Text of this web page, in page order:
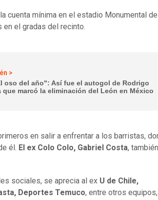
cuenta mínima en el estadio Monumental de
en el gradas del recinto.
>
oso del año": Así fue el autogol de Rodrigo
que marcó la eliminación del León en México
en salir a enfrentar a los barristas,
él. El ex Colo Colo, Gabriel Costa, también
sociales, se aprecia al ex U de Chile,
Deportes Temuco, entre otros equipos,